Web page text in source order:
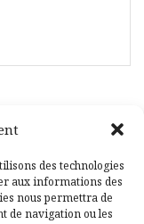
des technologies
aux informations des
nous permettra de
de navigation ou les